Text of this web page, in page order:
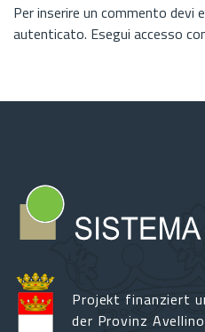
Per inserire un commento devi
autenticato. Esegui accesso
Projekt finanziert
der Provinz Avellino